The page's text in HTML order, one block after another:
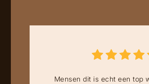
Mensen dit is echt een top